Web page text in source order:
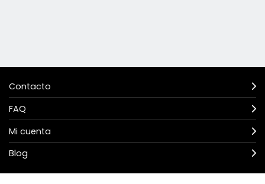
Contacto
FAQ
Mi cuenta
Blog